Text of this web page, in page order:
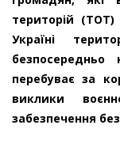
територій
Україні
перебуває за
виклики
забезпечення